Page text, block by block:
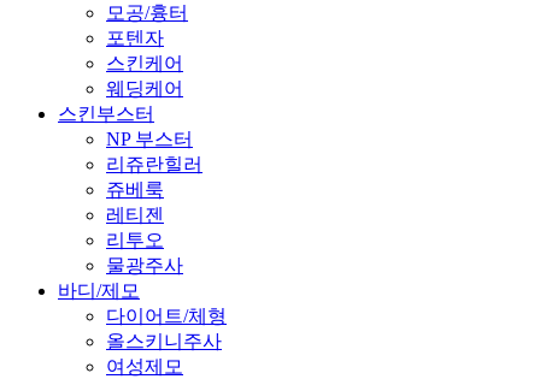
모공/흉터
포텐자
스킨케어
웨딩케어
스킨부스터
NP 부스터
리쥬란힐러
쥬베룩
레티젠
리투오
물광주사
바디/제모
다이어트/체형
올스키니주사
여성제모